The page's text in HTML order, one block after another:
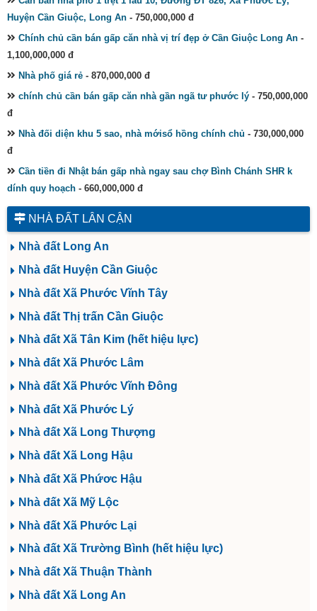
Huyện Cần Giuộc, Long An - 750,000,000 đ
Chính chủ cần bán gấp căn nhà vị trí đẹp ở Cần Giuộc Long An -
1,100,000,000 đ
Nhà phố giá rẻ - 870,000,000 đ
chính chủ cần bán gấp căn nhà gần ngã tư phước lý - 750,000,000
đ
Nhà đối diện khu 5 sao, nhà mớisổ hồng chính chủ - 730,000,000
đ
Cần tiền đi Nhật bán gấp nhà ngay sau chợ Bình Chánh SHR k
dính quy hoạch - 660,000,000 đ
NHÀ ĐẤT LÂN CẬN
Nhà đất Long An
Nhà đất Huyện Cần Giuộc
Nhà đất Xã Phước Vĩnh Tây
Nhà đất Thị trấn Cần Giuộc
Nhà đất Xã Tân Kim (hết hiệu lực)
Nhà đất Xã Phước Lâm
Nhà đất Xã Phước Vĩnh Đông
Nhà đất Xã Phước Lý
Nhà đất Xã Long Thượng
Nhà đất Xã Long Hậu
Nhà đất Xã Phứơc Hậu
Nhà đất Xã Mỹ Lộc
Nhà đất Xã Phước Lại
Nhà đất Xã Trường Bình (hết hiệu lực)
Nhà đất Xã Thuận Thành
Nhà đất Xã Long An